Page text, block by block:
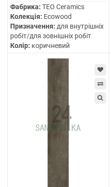
Фабрика: TEO Ceramics
Колекція: Ecowood
Призначення: для внутрішніх
робіт/для зовнішніх робіт
Колір: коричневий